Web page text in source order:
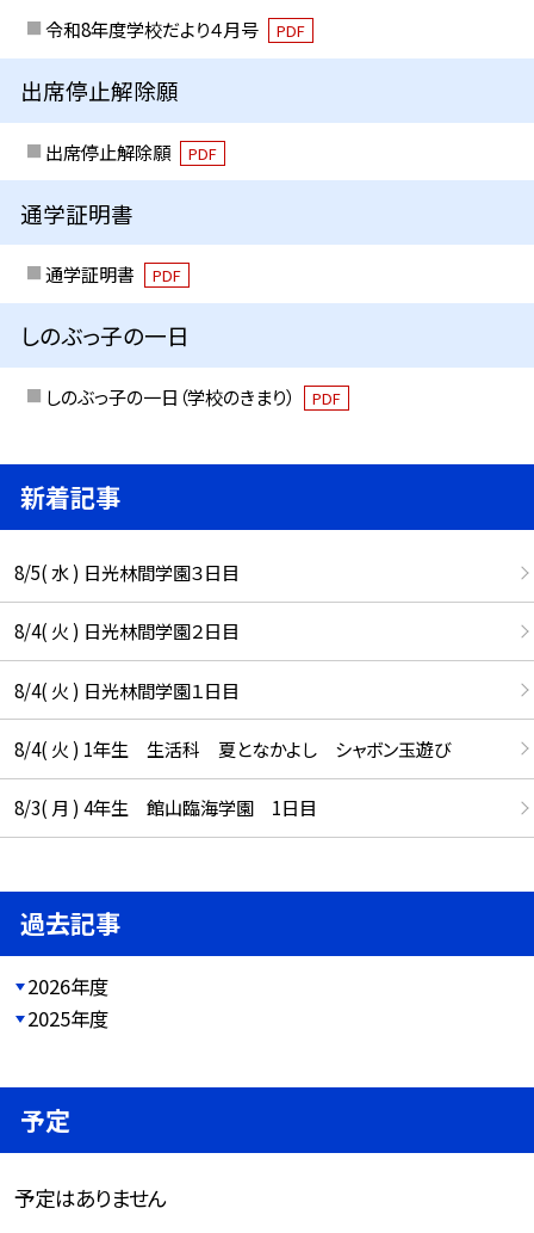
令和8年度学校だより４月号 PDF
出席停止解除願
出席停止解除願 PDF
通学証明書
通学証明書 PDF
しのぶっ子の一日
しのぶっ子の一日（学校のきまり） PDF
新着記事
8/5( 水 ) 日光林間学園３日目
8/4( 火 ) 日光林間学園２日目
8/4( 火 ) 日光林間学園１日目
8/4( 火 ) 1年生 生活科 夏となかよし シャボン玉遊び
8/3( 月 ) 4年生 館山臨海学園 1日目
過去記事
2026年度
2025年度
予定
予定はありません